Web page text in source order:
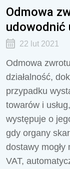
Odmowa
udowodnić
22 lut 2021
Odmowa
działalność,
przypadku
towarów i
występuje o
gdy organy
dostawy
VAT,